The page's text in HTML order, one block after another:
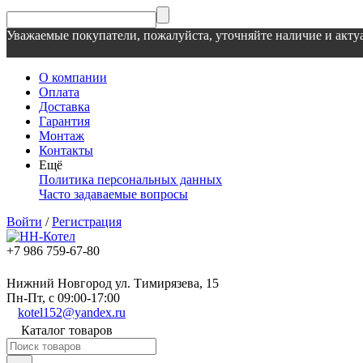
Уважаемые покупатели, пожалуйста, уточняйте наличие и
О компании
Оплата
Доставка
Гарантия
Монтаж
Контакты
Ещё
Политика персональных данных
Часто задаваемые вопросы
Войти /Регистрация
+7 986 759-67-80
Нижний Новгород ул. Тимирязева, 15
Пн-Пт, с 09:00-17:00
kotel152@yandex.ru
Каталог товаров